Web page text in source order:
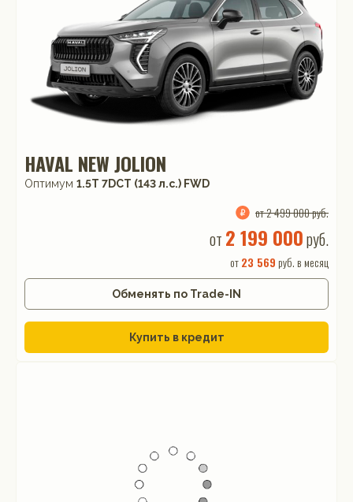
HAVAL NEW JOLION
Оптимум 1.5T 7DCT (143 л.с.) FWD
от 2 499 000 руб.
от 2 199 000руб.
от23 569 руб. в месяц
Обменять по Trade-IN
Купить в кредит